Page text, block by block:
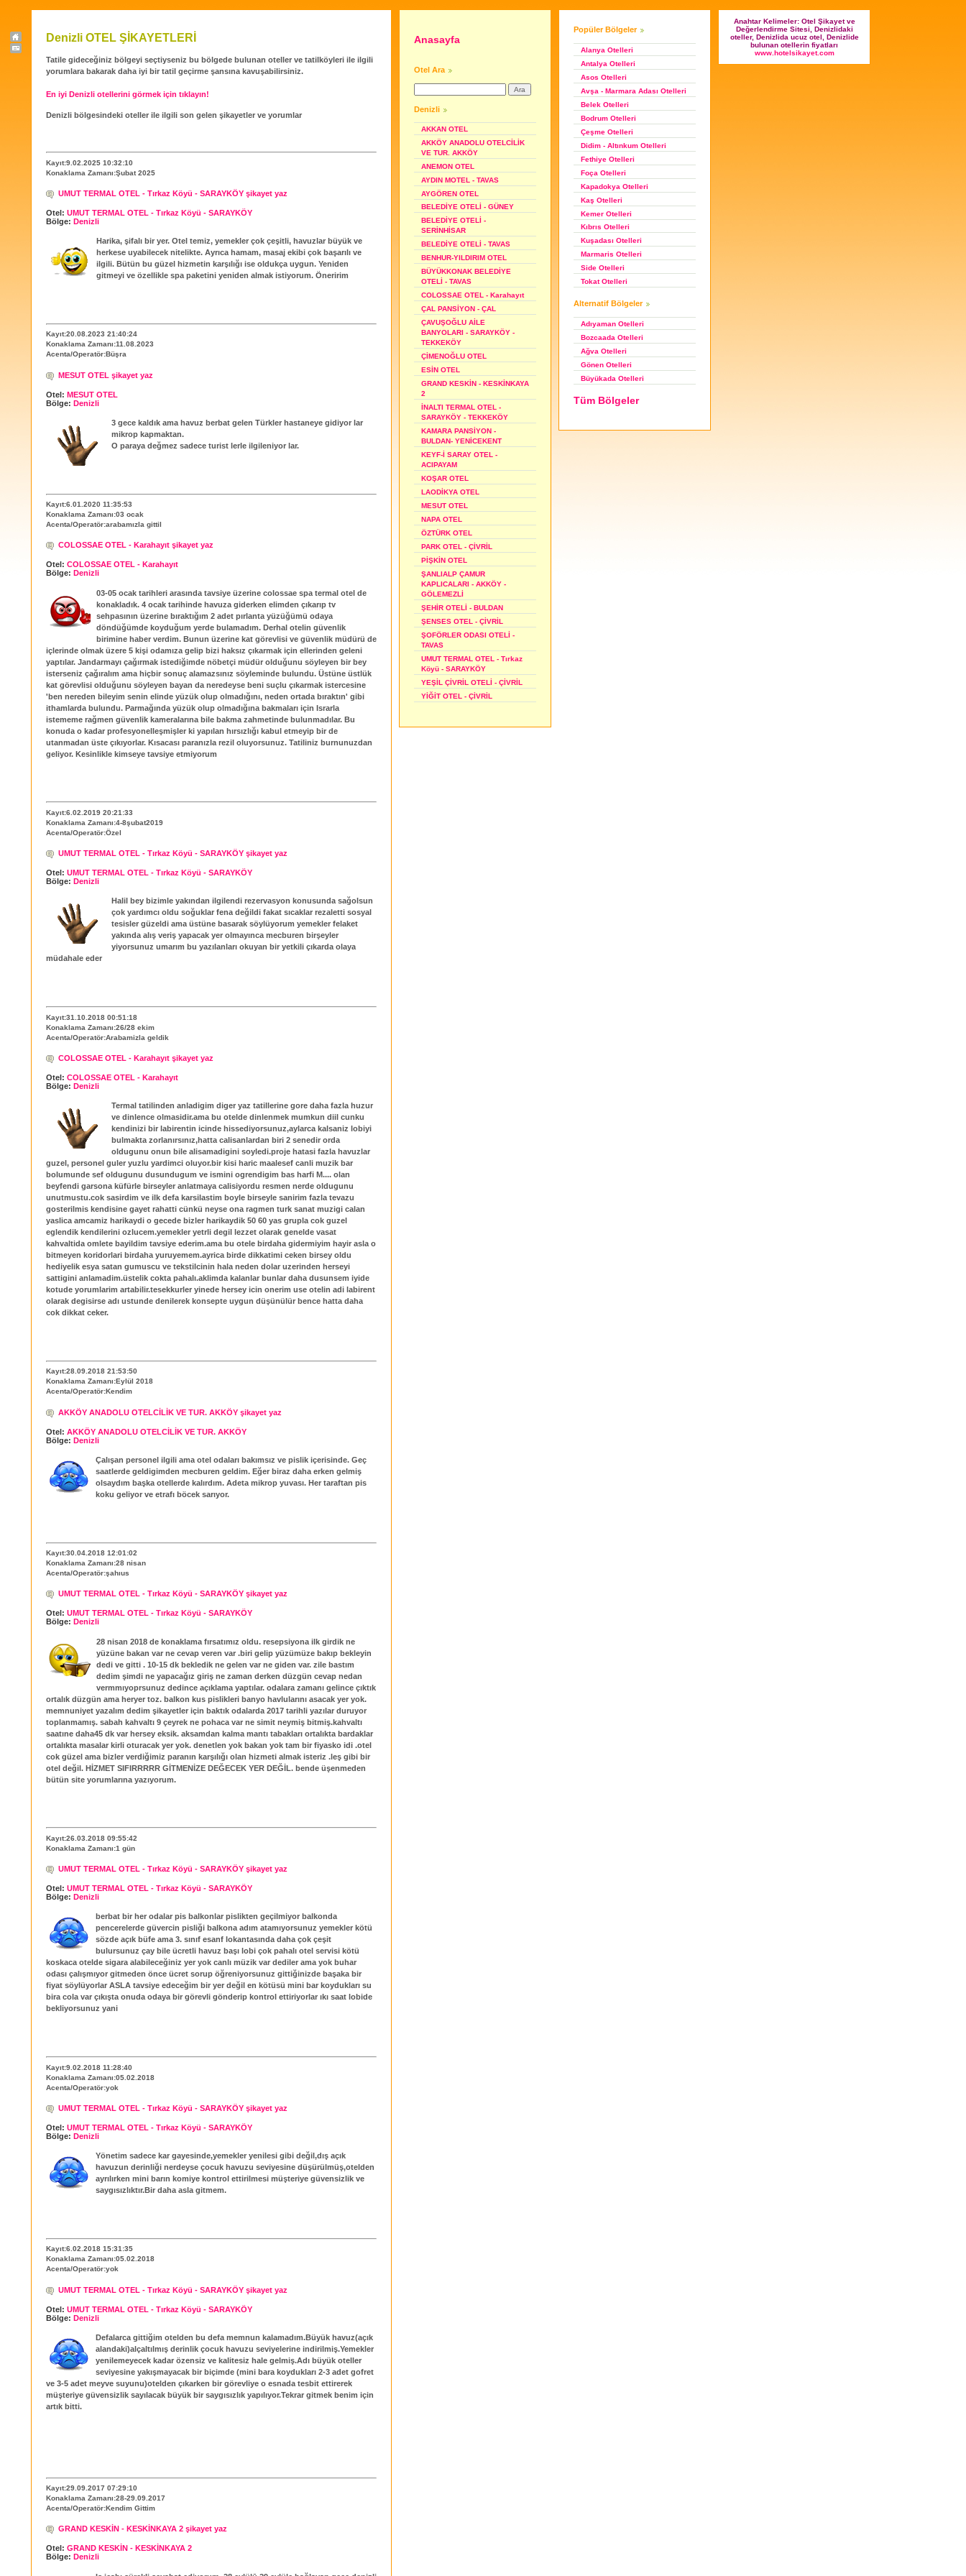
Denizli OTEL ŞİKAYETLERİ
Tatile gideceğiniz bölgeyi seçtiyseniz bu bölgede bulunan oteller ve tatilköyleri ile ilgili
yorumlara bakarak daha iyi bir tatil geçirme şansına kavuşabilirsiniz.
En iyi Denizli otellerini görmek için tıklayın!
Denizli bölgesindeki oteller ile ilgili son gelen şikayetler ve yorumlar
Kayıt:9.02.2025 10:32:10
Konaklama Zamanı:Şubat 2025
UMUT TERMAL OTEL - Tırkaz Köyü - SARAYKÖY şikayet yaz
Otel: UMUT TERMAL OTEL - Tırkaz Köyü - SARAYKÖY
Bölge: Denizli
Harika, şifalı bir yer. Otel temiz, yemekler çok çeşitli, havuzlar büyük ve
herkese uyabilecek nitelikte. Ayrıca hamam, masaj ekibi çok başarılı ve
ilgili. Bütün bu güzel hizmetin karşılığı ise oldukça uygun. Yeniden
gitmeyi ve özellikle spa paketini yeniden almak istiyorum. Öneririm
Kayıt:20.08.2023 21:40:24
Konaklama Zamanı:11.08.2023
Acenta/Operatör:Büşra
MESUT OTEL şikayet yaz
Otel: MESUT OTEL
Bölge: Denizli
3 gece kaldık ama havuz berbat gelen Türkler hastaneye gidiyor lar
mikrop kapmaktan.
O paraya değmez sadece turist lerle ilgileniyor lar.
Kayıt:6.01.2020 11:35:53
Konaklama Zamanı:03 ocak
Acenta/Operatör:arabamızla gittil
COLOSSAE OTEL - Karahayıt şikayet yaz
Otel: COLOSSAE OTEL - Karahayıt
Bölge: Denizli
03-05 ocak tarihleri arasında tavsiye üzerine colossae spa termal otel de
konakladık. 4 ocak tarihinde havuza giderken elimden çıkarıp tv
sehpasının üzerine bıraktığım 2 adet pırlanta yüzüğümü odaya
döndüğümde koyduğum yerde bulamadım. Derhal otelin güvenlik
birimine haber verdim. Bunun üzerine kat görevlisi ve güvenlik müdürü de
içlerinde olmak üzere 5 kişi odamıza gelip bizi haksız çıkarmak için ellerinden geleni
yaptılar. Jandarmayı çağırmak istediğimde nöbetçi müdür olduğunu söyleyen bir bey
isterseniz çağıralım ama hiçbir sonuç alamazsınız söyleminde bulundu. Üstüne üstlük
kat görevlisi olduğunu söyleyen bayan da neredeyse beni suçlu çıkarmak istercesine
'ben nereden bileyim senin elinde yüzük olup olmadığını, neden ortada bıraktın' gibi
ithamlarda bulundu. Parmağında yüzük olup olmadığına bakmaları için Israrla
istememe rağmen güvenlik kameralarına bile bakma zahmetinde bulunmadılar. Bu
konuda o kadar profesyonelleşmişler ki yapılan hırsızlığı kabul etmeyip bir de
utanmadan üste çıkıyorlar. Kısacası paranızla rezil oluyorsunuz. Tatiliniz burnunuzdan
geliyor. Kesinlikle kimseye tavsiye etmiyorum
Kayıt:6.02.2019 20:21:33
Konaklama Zamanı:4-8şubat2019
Acenta/Operatör:Özel
UMUT TERMAL OTEL - Tırkaz Köyü - SARAYKÖY şikayet yaz
Otel: UMUT TERMAL OTEL - Tırkaz Köyü - SARAYKÖY
Bölge: Denizli
Halil bey bizimle yakından ilgilendi rezervasyon konusunda sağolsun
çok yardımcı oldu soğuklar fena değildi fakat sıcaklar rezaletti sosyal
tesisler güzeldi ama üstüne basarak söylüyorum yemekler felaket
yakında alış veriş yapacak yer olmayınca mecburen birşeyler
yiyorsunuz umarım bu yazılanları okuyan bir yetkili çıkarda olaya
müdahale eder
Kayıt:31.10.2018 00:51:18
Konaklama Zamanı:26/28 ekim
Acenta/Operatör:Arabamizla geldik
COLOSSAE OTEL - Karahayıt şikayet yaz
Otel: COLOSSAE OTEL - Karahayıt
Bölge: Denizli
Termal tatilinden anladigim diger yaz tatillerine gore daha fazla huzur
ve dinlence olmasidir.ama bu otelde dinlenmek mumkun diil cunku
kendinizi bir labirentin icinde hissediyorsunuz,aylarca kalsaniz lobiyi
bulmakta zorlanırsınız,hatta calisanlardan biri 2 senedir orda
oldugunu onun bile alisamadigini soyledi.proje hatasi fazla havuzlar
guzel, personel guler yuzlu yardimci oluyor.bir kisi haric maalesef canli muzik bar
bolumunde sef oldugunu dusundugum ve ismini ogrendigim bas harfi M.... olan
beyfendi garsona küfürle birseyler anlatmaya calisiyordu resmen nerde oldugunu
unutmustu.cok sasirdim ve ilk defa karsilastim boyle birseyle sanirim fazla tevazu
gosterilmis kendisine gayet rahatti cünkü neyse ona ragmen turk sanat muzigi calan
yaslica amcamiz harikaydi o gecede bizler harikaydik 50 60 yas grupla cok guzel
eglendik kendilerini ozlucem.yemekler yetrli degil lezzet olarak genelde vasat
kahvaltida omlete bayildim tavsiye ederim.ama bu otele birdaha gidermiyim hayir asla o
bitmeyen koridorlari birdaha yuruyemem.ayrica birde dikkatimi ceken birsey oldu
hediyelik esya satan gumuscu ve tekstilcinin hala neden dolar uzerinden herseyi
sattigini anlamadim.üstelik cokta pahalı.aklimda kalanlar bunlar daha dusunsem iyide
kotude yorumlarim artabilir.tesekkurler yinede hersey icin onerim use otelin adi labirent
olarak degisirse adı ustunde denilerek konsepte uygun düşünülür bence hatta daha
cok dikkat ceker.
Kayıt:28.09.2018 21:53:50
Konaklama Zamanı:Eylül 2018
Acenta/Operatör:Kendim
AKKÖY ANADOLU OTELCİLİK VE TUR. AKKÖY şikayet yaz
Otel: AKKÖY ANADOLU OTELCİLİK VE TUR. AKKÖY
Bölge: Denizli
Çalışan personel ilgili ama otel odaları bakımsız ve pislik içerisinde. Geç
saatlerde geldigimden mecburen geldim. Eğer biraz daha erken gelmiş
olsaydım başka otellerde kalırdım. Adeta mikrop yuvası. Her taraftan pis
koku geliyor ve etrafı böcek sarıyor.
Kayıt:30.04.2018 12:01:02
Konaklama Zamanı:28 nisan
Acenta/Operatör:şahıus
UMUT TERMAL OTEL - Tırkaz Köyü - SARAYKÖY şikayet yaz
Otel: UMUT TERMAL OTEL - Tırkaz Köyü - SARAYKÖY
Bölge: Denizli
28 nisan 2018 de konaklama fırsatımız oldu. resepsiyona ilk girdik ne
yüzüne bakan var ne cevap veren var .biri gelip yüzümüze bakıp bekleyin
dedi ve gitti . 10-15 dk bekledik ne gelen var ne giden var. zile bastım
dedim şimdi ne yapacağız giriş ne zaman derken düzgün cevap nedan
vermmıyoprsunuz dedince açıklama yaptılar. odalara zamanı gelince çıktık
ortalık düzgün ama heryer toz. balkon kus pislikleri banyo havlularını asacak yer yok.
memnuniyet yazalım dedim şikayetler için baktık odalarda 2017 tarihli yazılar duruyor
toplanmamış. sabah kahvaltı 9 çeyrek ne pohaca var ne simit neymiş bitmiş.kahvaltı
saatıne daha45 dk var hersey eksik. aksamdan kalma mantı tabakları ortalıkta bardaklar
ortalıkta masalar kirli oturacak yer yok. denetlen yok bakan yok tam bir fiyasko idi .otel
cok güzel ama bizler verdiğimiz paranın karşılığı olan hizmeti almak isteriz .leş gibi bir
otel değil. HİZMET SIFIRRRRR GİTMENİZE DEĞECEK YER DEĞİL. bende üşenmeden
bütün site yorumlarına yazıyorum.
Kayıt:26.03.2018 09:55:42
Konaklama Zamanı:1 gün
UMUT TERMAL OTEL - Tırkaz Köyü - SARAYKÖY şikayet yaz
Otel: UMUT TERMAL OTEL - Tırkaz Köyü - SARAYKÖY
Bölge: Denizli
berbat bir her odalar pis balkonlar pislikten geçilmiyor balkonda
pencerelerde güvercin pisliği balkona adım atamıyorsunuz yemekler kötü
sözde açık büfe ama 3. sınıf esanf lokantasında daha çok çeşit
bulursunuz çay bile ücretli havuz başı lobi çok pahalı otel servisi kötü
koskaca otelde sigara alabileceğiniz yer yok canlı müzik var dediler ama yok buhar
odası çalışmıyor gitmeden önce ücret sorup öğreniyorsunuz gittiğinizde başaka bir
fiyat söylüyorlar ASLA tavsiye edeceğim bir yer değil en kötüsü mini bar koydukları su
bira cola var çıkışta onuda odaya bir görevli gönderip kontrol ettiriyorlar ıkı saat lobide
bekliyorsunuz yani
Kayıt:9.02.2018 11:28:40
Konaklama Zamanı:05.02.2018
Acenta/Operatör:yok
UMUT TERMAL OTEL - Tırkaz Köyü - SARAYKÖY şikayet yaz
Otel: UMUT TERMAL OTEL - Tırkaz Köyü - SARAYKÖY
Bölge: Denizli
Yönetim sadece kar gayesinde,yemekler yenilesi gibi değil,dış açık
havuzun derinliği nerdeyse çocuk havuzu seviyesine düşürülmüş,otelden
ayrılırken mini barın komiye kontrol ettirilmesi müşteriye güvensizlik ve
saygısızlıktır.Bir daha asla gitmem.
Kayıt:6.02.2018 15:31:35
Konaklama Zamanı:05.02.2018
Acenta/Operatör:yok
UMUT TERMAL OTEL - Tırkaz Köyü - SARAYKÖY şikayet yaz
Otel: UMUT TERMAL OTEL - Tırkaz Köyü - SARAYKÖY
Bölge: Denizli
Defalarca gittiğim otelden bu defa memnun kalamadım.Büyük havuz(açık
alandaki)alçaltılmış derinlik çocuk havuzu seviyelerine indirilmiş.Yemekler
yenilemeyecek kadar özensiz ve kalitesiz hale gelmiş.Adı büyük oteller
seviyesine yakışmayacak bir biçimde (mini bara koydukları 2-3 adet gofret
ve 3-5 adet meyve suyunu)otelden çıkarken bir görevliye o esnada tesbit ettirerek
müşteriye güvensizlik sayılacak büyük bir saygısızlık yapılıyor.Tekrar gitmek benim için
artık bitti.
Kayıt:29.09.2017 07:29:10
Konaklama Zamanı:28-29.09.2017
Acenta/Operatör:Kendim Gittim
GRAND KESKİN - KESKİNKAYA 2 şikayet yaz
Otel: GRAND KESKİN - KESKİNKAYA 2
Bölge: Denizli
Anasayfa
Otel Ara
Denizli
AKKAN OTEL
AKKÖY ANADOLU OTELCİLİK
VE TUR. AKKÖY
ANEMON OTEL
AYDIN MOTEL - TAVAS
AYGÖREN OTEL
BELEDİYE OTELİ - GÜNEY
BELEDİYE OTELİ -
SERİNHİSAR
BELEDİYE OTELİ - TAVAS
BENHUR-YILDIRIM OTEL
BÜYÜKKONAK BELEDİYE
OTELİ - TAVAS
COLOSSAE OTEL - Karahayıt
ÇAL PANSİYON - ÇAL
ÇAVUŞOĞLU AİLE
BANYOLARI - SARAYKÖY -
TEKKEKÖY
ÇİMENOĞLU OTEL
ESİN OTEL
GRAND KESKİN - KESKİNKAYA
2
İNALTI TERMAL OTEL -
SARAYKÖY - TEKKEKÖY
KAMARA PANSİYON -
BULDAN- YENİCEKENT
KEYF-İ SARAY OTEL -
ACIPAYAM
KOŞAR OTEL
LAODİKYA OTEL
MESUT OTEL
NAPA OTEL
ÖZTÜRK OTEL
PARK OTEL - ÇİVRİL
PİŞKİN OTEL
ŞANLIALP ÇAMUR
KAPLICALARI - AKKÖY -
GÖLEMEZLİ
ŞEHİR OTELİ - BULDAN
ŞENSES OTEL - ÇİVRİL
ŞOFÖRLER ODASI OTELİ -
TAVAS
UMUT TERMAL OTEL - Tırkaz
Köyü - SARAYKÖY
YEŞİL ÇİVRİL OTELİ - ÇİVRİL
YİĞİT OTEL - ÇİVRİL
Popüler Bölgeler
Alanya Otelleri
Antalya Otelleri
Asos Otelleri
Avşa - Marmara Adası Otelleri
Belek Otelleri
Bodrum Otelleri
Çeşme Otelleri
Didim - Altınkum Otelleri
Fethiye Otelleri
Foça Otelleri
Kapadokya Otelleri
Kaş Otelleri
Kemer Otelleri
Kıbrıs Otelleri
Kuşadası Otelleri
Marmaris Otelleri
Side Otelleri
Tokat Otelleri
Alternatif Bölgeler
Adıyaman Otelleri
Bozcaada Otelleri
Ağva Otelleri
Gönen Otelleri
Büyükada Otelleri
Tüm Bölgeler
Anahtar Kelimeler: Otel Şikayet ve
Değerlendirme Sitesi, Denizlidaki
oteller, Denizlida ucuz otel, Denizlide
bulunan otellerin fiyatları
www.hotelsikayet.com